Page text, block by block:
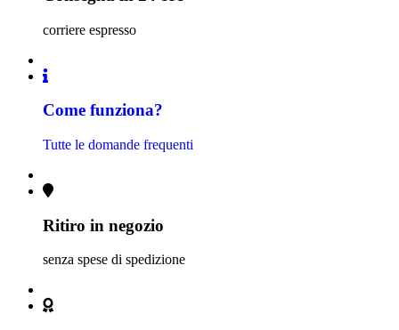
corriere espresso
Come funziona?
Tutte le domande frequenti
Ritiro in negozio
senza spese di spedizione